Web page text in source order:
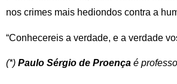
nos crimes mais hediondos contra a
“Conhecereis a verdade, e a verdade
(*) Paulo Sérgio de Proença é